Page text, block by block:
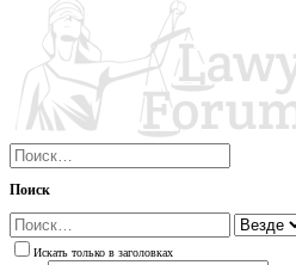
Поиск
Искать только в заголовках